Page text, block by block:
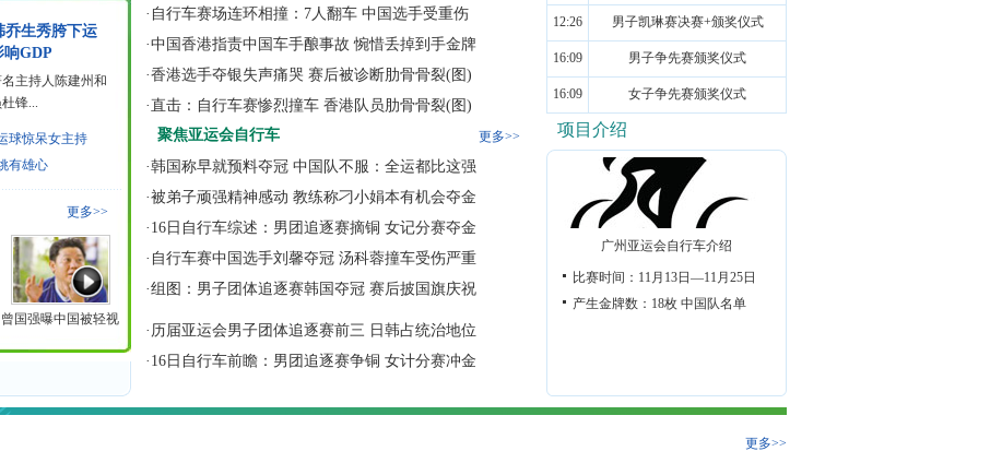
乔生秀胯下运
响GDP
主持人陈建州和
锋...
球惊呆女主持
有雄心
更多>>
曾国强曝中国被轻视
· 自行车赛场连环相撞：7人翻车 中国选手受重伤
·中国香港指责中国车手酿事故 惋惜丢掉到手金牌
·香港选手夺银失声痛哭 赛后被诊断肋骨骨裂(图)
·直击：自行车赛惨烈撞车 香港队员肋骨骨裂(图)
聚焦亚运会自行车
更多>>
·韩国称早就预料夺冠 中国队不服：全运都比这强
·被弟子顽强精神感动 教练称刁小娟本有机会夺金
· 16日自行车综述：男团追逐赛摘铜 女记分赛夺金
· 自行车赛中国选手刘馨夺冠 汤科蓉撞车受伤严重
·组图：男子团体追逐赛韩国夺冠 赛后披国旗庆祝
· 历届亚运会男子团体追逐赛前三 日韩占统治地位
· 16日自行车前瞻：男团追逐赛争铜 女计分赛冲金
12:26 男子凯琳赛决赛+颁奖仪式
16:09 男子争先赛颁奖仪式
16:09 女子争先赛颁奖仪式
项目介绍
广州亚运会自行车介绍
比赛时间：11月13日—11月25日
产生金牌数：18枚 中国队名单
更多>>